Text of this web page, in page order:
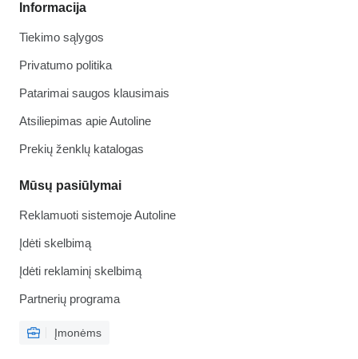
Informacija
Tiekimo sąlygos
Privatumo politika
Patarimai saugos klausimais
Atsiliepimas apie Autoline
Prekių ženklų katalogas
Mūsų pasiūlymai
Reklamuoti sistemoje Autoline
Įdėti skelbimą
Įdėti reklaminį skelbimą
Partnerių programa
Įmonėms